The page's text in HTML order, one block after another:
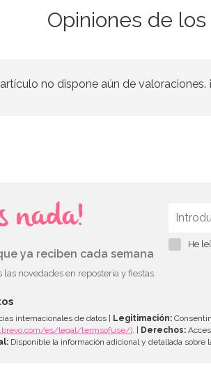
Opiniones de
no dispone aún de valoraciones.
nada!
ya reciben cada semana
las novedades en repostería y fiestas
He
internacionales de datos | Legitimación:
es/legal/termsofuse/) . | Derechos:
Disponible la información adicional y detallada sobre